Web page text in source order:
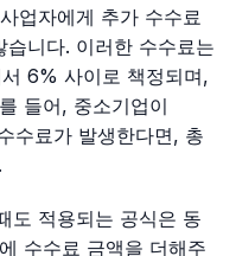
업자에게 추가 수수료
니다. 이러한 수수료는
6% 사이로 책정되며,
들어, 중소기업이
수료가 발생한다면, 총
도 적용되는 공식은 동
수수료 금액을 더해주